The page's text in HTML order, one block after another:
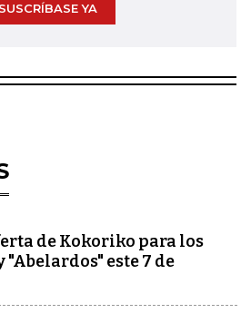
SUSCRÍBASE YA
de Kokoriko para los
"Abelardos" este 7 de